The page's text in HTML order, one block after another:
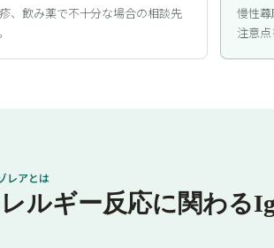
、飲み薬で不十分な場合の相談先
慢性蕁
注意点
レアとは
ルギー反応に関わる